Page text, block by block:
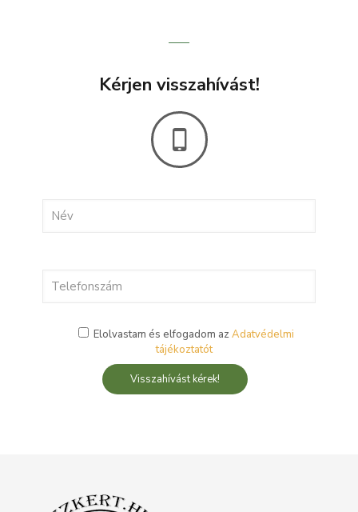
Kérjen visszahívást!
Elolvastam és elfogadom azAdatvédelmi
tájékoztatót